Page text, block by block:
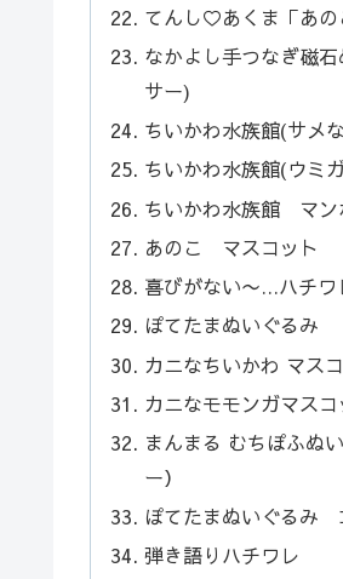
てんし♡あくま「あの
なかよし手つなぎ磁
サー)
ちいかわ水族館(サメ
ちいかわ水族館(ウミ
ちいかわ水族館 マン
あのこ マスコット
喜びがない〜…ハチワ
ぽてたまぬいぐるみ
カニなちいかわ マス
カニなモモンガマスコ
まんまる むちぽふぬ
ー）
ぽてたまぬいぐるみ
弾き語りハチワレ